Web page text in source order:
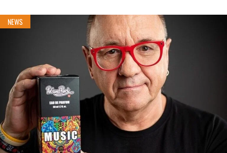
NEWS